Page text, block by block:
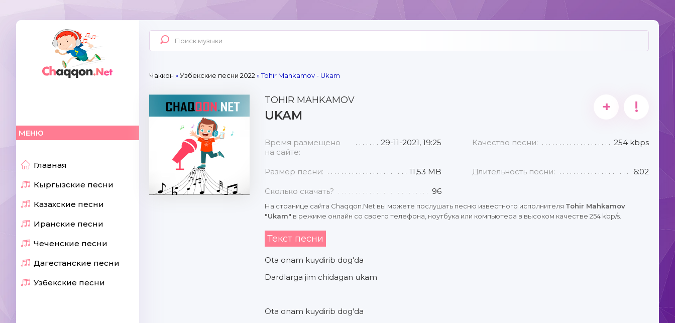
МЕНЮ
Главная
Кыргызские песни
Казахские песни
Иранские песни
Чеченские песни
Дагестанские песни
Узбекские песни
Чаккон »Узбекские песни 2022 » Tohir Mahkamov - Ukam
TOHIR MAHKAMOV
UKAM + !
Время размещено
на сайте:
29-11-2021, 19:25 Качество песни: 254 kbps
Размер песни: 11,53 MB Длительность песни: 6:02
Сколько скачать? 96
На странице сайта Chaqqon.Net вы можете послушать песню известного исполнителя Tohir Mahkamov
"Ukam" в режиме онлайн со своего телефона, ноутбука или компьютера в высоком качестве 254 kbp/s.
Текст песни
Ota onam kuydirib dog'da
Dardlarga jim chidagan ukam
Ota onam kuydirib dog'da